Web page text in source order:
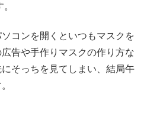
コンを開くといつもマスクを
告や手作りマスクの作り方な
そっちを見てしまい、結局午